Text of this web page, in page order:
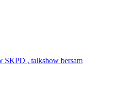
SKPD , talkshow bersam